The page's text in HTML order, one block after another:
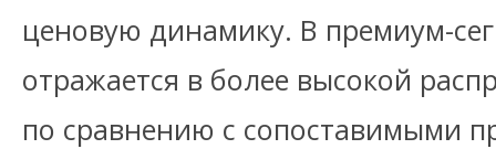
ценовую динамику. В премиум-
отражается в более высокой
по сравнению с сопоставимыми